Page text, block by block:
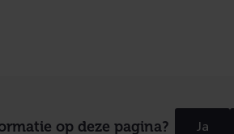
op deze pagina? Ja